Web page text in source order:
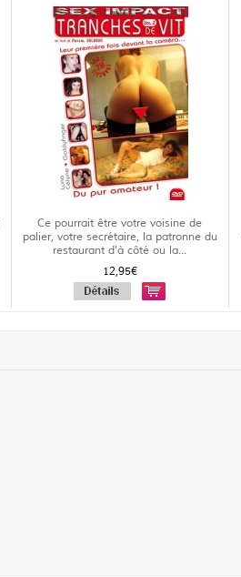
Ce pourrait être votre voisine de
palier, votre secrétaire, la patronne du
restaurant d'à côté ou la...
12,95€